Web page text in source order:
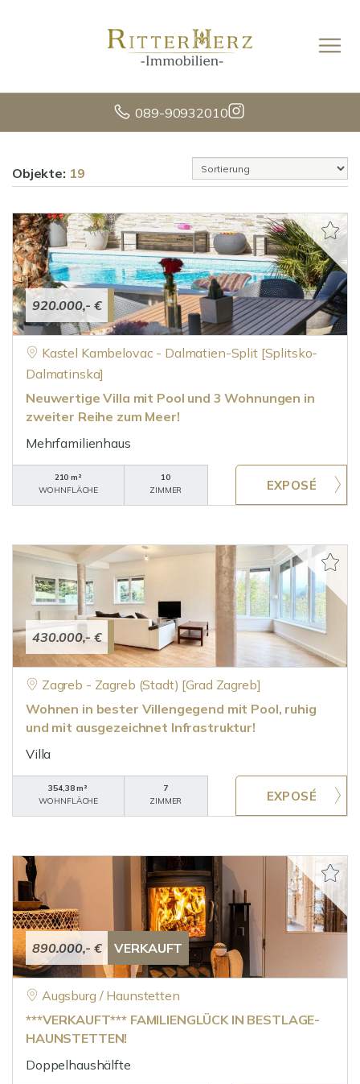
089-90932010
Objekte: 19
920.000,- €
Kastel Kambelovac - Dalmatien-Split [Splitsko-
Dalmatinska]
Neuwertige Villa mit Pool und 3 Wohnungen in
zweiter Reihe zum Meer!
Mehrfamilienhaus
210 m²
WOHNFLÄCHE
10
ZIMMER
430.000,- €
Zagreb - Zagreb (Stadt) [Grad Zagreb]
Wohnen in bester Villengegend mit Pool, ruhig
und mit ausgezeichnet Infrastruktur!
Villa
354,38 m²
WOHNFLÄCHE
7
ZIMMER
890.000,- € VERKAUFT
Augsburg / Haunstetten
***VERKAUFT*** FAMILIENGLÜCK IN BESTLAGE-
HAUNSTETTEN!
Doppelhaushälfte